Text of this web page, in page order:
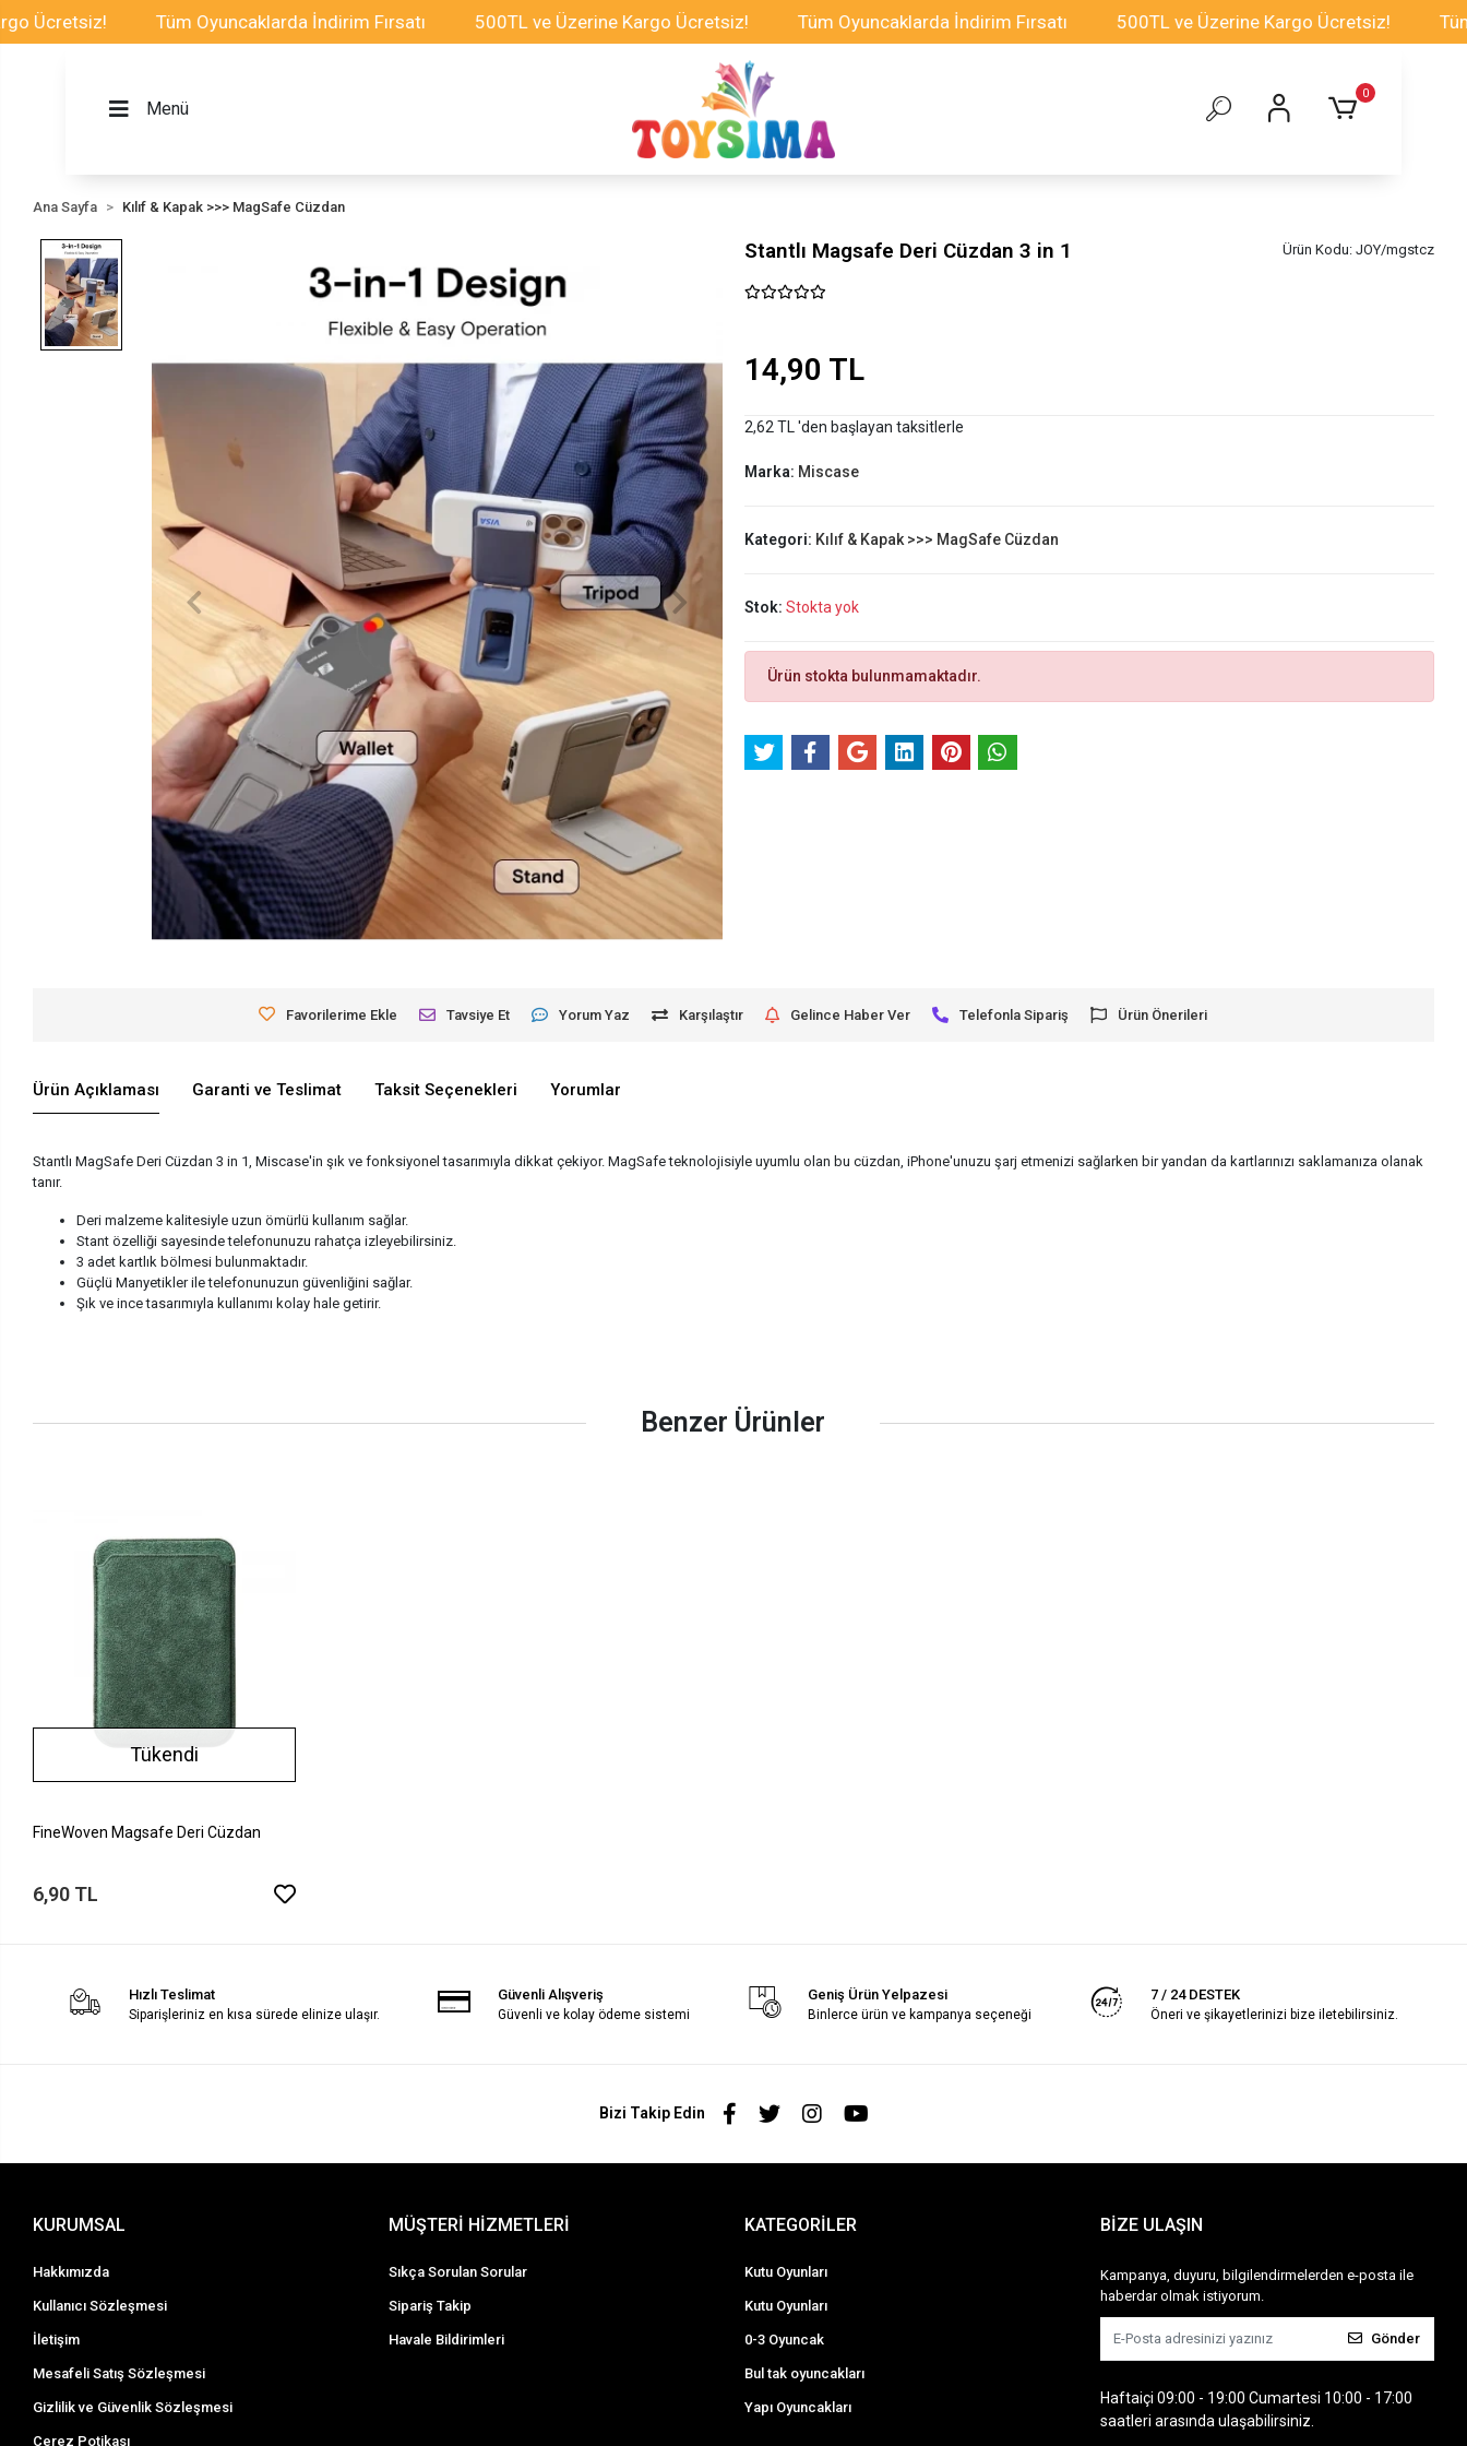
Tüm Oyuncaklarda İndirim Fırsatı 500TL ve Üzerine Kargo Ücretsiz! Tüm Oyuncaklarda İndirim Fırsatı 500TL ve Üzerine Kargo Ücretsiz! Tüm
Menü
0
Ana Sayfa Kılıf & Kapak >>> MagSafe Cüzdan
Stantlı Magsafe Deri Cüzdan 3 in 1 Ürün Kodu: JOY/mgstcz
14,90 TL
2,62 TL 'den başlayan taksitlerle
Marka: Miscase
Kategori: Kılıf & Kapak >>> MagSafe Cüzdan
Stok: Stokta yok
Ürün stokta bulunmamaktadır.
Favorilerime Ekle Tavsiye Et Yorum Yaz Karşılaştır Gelince Haber Ver Telefonla Sipariş Ürün Önerileri
Ürün Açıklaması Garanti ve Teslimat Taksit Seçenekleri Yorumlar
Stantlı MagSafe Deri Cüzdan 3 in 1, Miscase'in şık ve fonksiyonel tasarımıyla dikkat çekiyor. MagSafe teknolojisiyle uyumlu olan bu cüzdan, iPhone'unuzu şarj etmenizi sağlarken bir yandan da kartlarınızı saklamanıza olanak
tanır.
Deri malzeme kalitesiyle uzun ömürlü kullanım sağlar.
Stant özelliği sayesinde telefonunuzu rahatça izleyebilirsiniz.
3 adet kartlık bölmesi bulunmaktadır.
Güçlü Manyetikler ile telefonunuzun güvenliğini sağlar.
Şık ve ince tasarımıyla kullanımı kolay hale getirir.
Benzer Ürünler
Tükendi
FineWoven Magsafe Deri Cüzdan
6,90 TL
Hızlı Teslimat
Siparişleriniz en kısa sürede elinize ulaşır.
Güvenli Alışveriş
Güvenli ve kolay ödeme sistemi
Geniş Ürün Yelpazesi
Binlerce ürün ve kampanya seçeneği
7 / 24 DESTEK
Öneri ve şikayetlerinizi bize iletebilirsiniz.
Bizi Takip Edin
KURUMSAL
Hakkımızda
Kullanıcı Sözleşmesi
İletişim
Mesafeli Satış Sözleşmesi
Gizlilik ve Güvenlik Sözleşmesi
Çerez Potikası
MÜŞTERİ HİZMETLERİ
Sıkça Sorulan Sorular
Sipariş Takip
Havale Bildirimleri
KATEGORİLER
Kutu Oyunları
Kutu Oyunları
0-3 Oyuncak
Bul tak oyuncakları
Yapı Oyuncakları
BİZE ULAŞIN
Kampanya, duyuru, bilgilendirmelerden e-posta ile
haberdar olmak istiyorum.
Gönder
Haftaiçi 09:00 - 19:00 Cumartesi 10:00 - 17:00
saatleri arasında ulaşabilirsiniz.